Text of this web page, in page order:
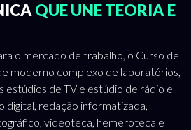
QUE UNE TEORIA E
o mercado de trabalho, o Curso de
moderno complexo de laboratórios,
estúdios de TV e estúdio de rádio e
digital, redação informatizada,
videoteca, hemeroteca e